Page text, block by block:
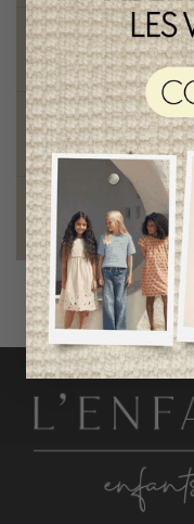
Vêtements
pour mamans et
Style et
qualité
Fondation des
fiers de